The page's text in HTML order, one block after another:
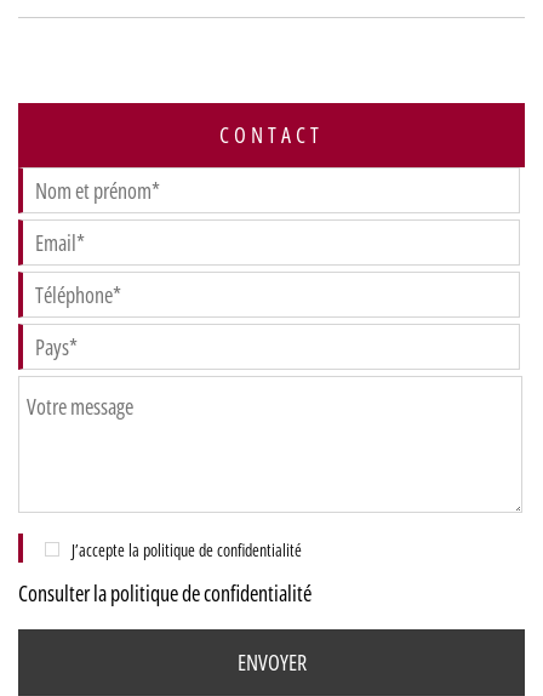
CONTACT
J’accepte la politique de confidentialité
Consulter la politique de confidentialité